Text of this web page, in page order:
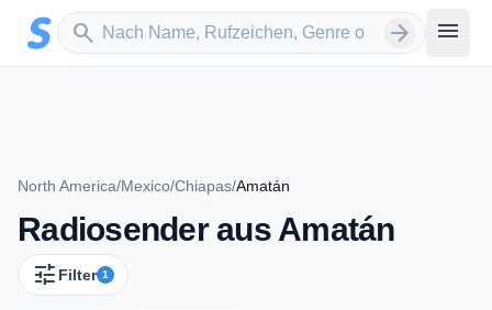
Zum Hauptinhalt springen
search
Sender suchen arrow_forward menu
North America/Mexico/Chiapas/Amatán
Radiosender aus Amatán
tune Filter 1